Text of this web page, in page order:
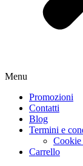
Menu
Promozioni
Contatti
Blog
Termini e
Carrello